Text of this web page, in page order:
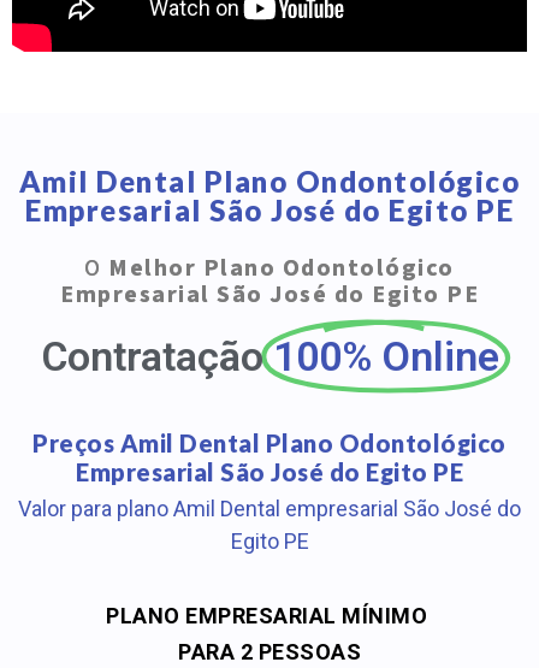
Amil Dental Plano Ondontológico
Empresarial São José do Egito PE
O Melhor Plano Odontológico
Empresarial São José do Egito PE
Contratação 100% Online
Preços Amil Dental Plano Odontológico
Empresarial São José do Egito PE
Valor para plano Amil Dental empresarial São José do
Egito PE
PLANO EMPRESARIAL MÍNIMO
PARA 2 PESSOAS